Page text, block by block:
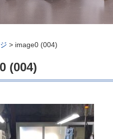
> image0 (004)
(004)